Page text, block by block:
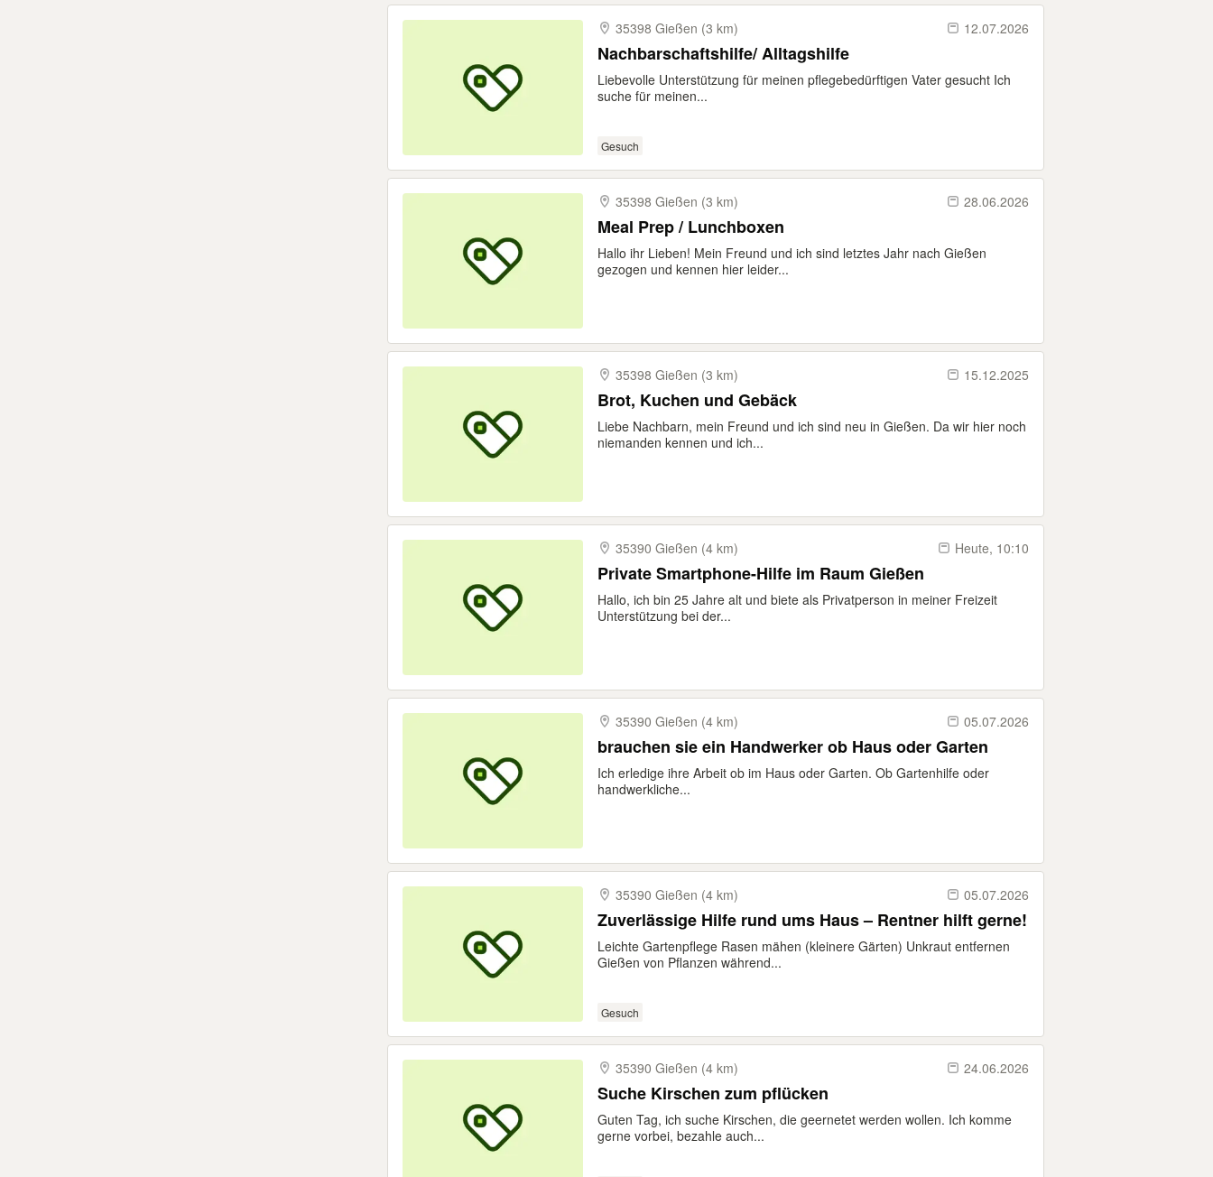
35398 Gießen (3 km) 12.07.2026
Nachbarschaftshilfe/ Alltagshilfe
Liebevolle Unterstützung für meinen pflegebedürftigen Vater gesucht Ich
suche für meinen...
Gesuch
35398 Gießen (3 km) 28.06.2026
Meal Prep / Lunchboxen
Hallo ihr Lieben! Mein Freund und ich sind letztes Jahr nach Gießen
gezogen und kennen hier leider...
35398 Gießen (3 km) 15.12.2025
Brot, Kuchen und Gebäck
Liebe Nachbarn, mein Freund und ich sind neu in Gießen. Da wir hier noch
niemanden kennen und ich...
35390 Gießen (4 km) Heute, 10:10
Private Smartphone-Hilfe im Raum Gießen
Hallo, ich bin 25 Jahre alt und biete als Privatperson in meiner Freizeit
Unterstützung bei der...
35390 Gießen (4 km) 05.07.2026
brauchen sie ein Handwerker ob Haus oder Garten
Ich erledige ihre Arbeit ob im Haus oder Garten. Ob Gartenhilfe oder
handwerkliche...
35390 Gießen (4 km) 05.07.2026
Zuverlässige Hilfe rund ums Haus – Rentner hilft gerne!
Leichte Gartenpflege Rasen mähen (kleinere Gärten) Unkraut entfernen
Gießen von Pflanzen während...
Gesuch
35390 Gießen (4 km) 24.06.2026
Suche Kirschen zum pflücken
Guten Tag, ich suche Kirschen, die geernetet werden wollen. Ich komme
gerne vorbei, bezahle auch...